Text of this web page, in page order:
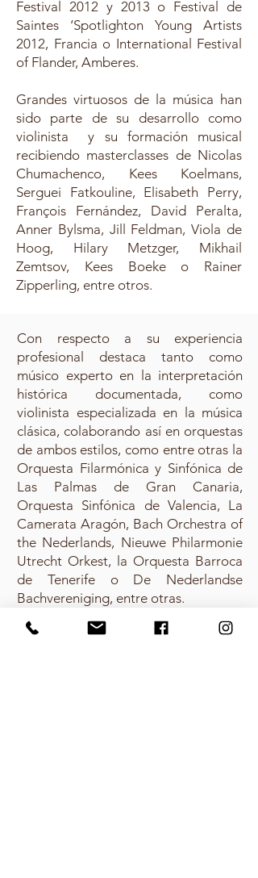
Festival 2012 y 2013 o Festival de
Saintes ‘Spotlighton Young Artists
2012, Francia o International Festival
of Flander, Amberes.
Grandes virtuosos de la música han
sido parte de su desarrollo como
violinista y su formación musical
recibiendo masterclasses de Nicolas
Chumachenco, Kees Koelmans,
Serguei Fatkouline, Elisabeth Perry,
François Fernández, David Peralta,
Anner Bylsma, Jill Feldman, Viola de
Hoog, Hilary Metzger, Mikhail
Zemtsov, Kees Boeke o Rainer
Zipperling, entre otros.
Con respecto a su experiencia
profesional destaca tanto como
músico experto en la interpretación
histórica documentada, como
violinista especializada en la música
clásica, colaborando así en orquestas
de ambos estilos, como entre otras la
Orquesta Filarmónica y Sinfónica de
Las Palmas de Gran Canaria,
Orquesta Sinfónica de Valencia, La
Camerata Aragón, Bach Orchestra of
the Nederlands, Nieuwe Philarmonie
Utrecht Orkest, la Orquesta Barroca
de Tenerife o De Nederlandse
Bachvereniging, entre otras.
Ha trabajado con grandes directores